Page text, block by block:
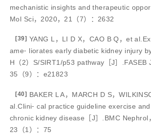
mechanistic insights and therapeutic
Mol Sci，2020，21（7）：2632
[39] YANG L，LI D X，CAO B Q，et
ame⁃ liorates early diabetic kidney injury
H（2）S/SIRT1/p53 pathway［J］.FASEB
35（9）：e21823
[40] BAKER L A，MARCH D S，
al.Clini⁃ cal practice guideline exercise
chronic kidney disease［J］.BMC Nephrol
23（1）：75